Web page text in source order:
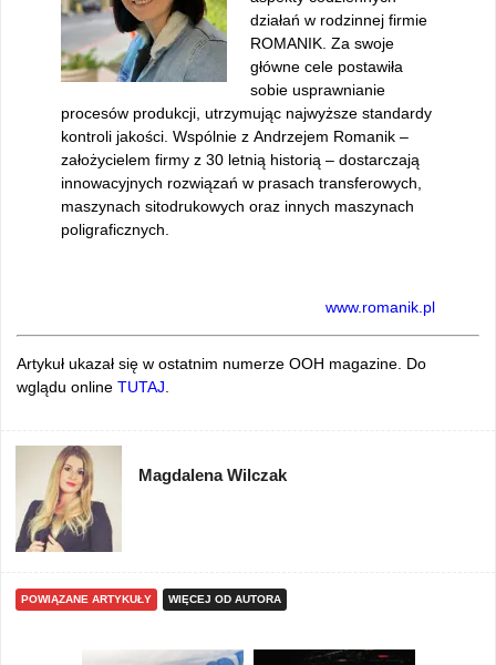
działań w rodzinnej firmie
ROMANIK. Za swoje
główne cele postawiła
sobie usprawnianie
procesów produkcji, utrzymując najwyższe standardy
kontroli jakości. Wspólnie z Andrzejem Romanik –
założycielem firmy z 30 letnią historią – dostarczają
innowacyjnych rozwiązań w prasach transferowych,
maszynach sitodrukowych oraz innych maszynach
poligraficznych.
www.romanik.pl
Artykuł ukazał się w ostatnim numerze OOH magazine. Do
wglądu online TUTAJ
Magdalena Wilczak
POWIĄZANE ARTYKUŁY WIĘCEJ OD AUTORA